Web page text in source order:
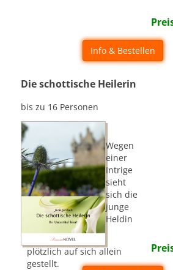
Info & Bestellen
Die schottische Heilerin
bis zu 16 Personen
Wegen
einer
Intrige
sieht
sich die
junge
Heldin
plötzlich auf sich allein
gestellt.